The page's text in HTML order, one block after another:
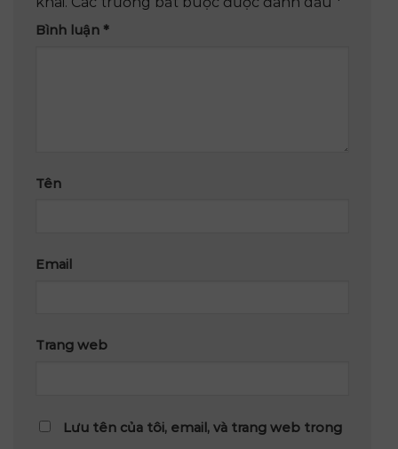
Bình luận *
Tên
Email
Trang web
Lưu tên của tôi, email, và trang web trong